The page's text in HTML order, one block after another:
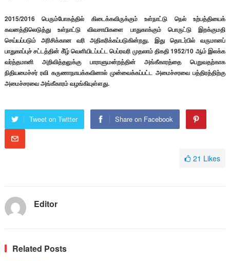
2015/2016 பெரும்போகத்தில் கிடைக்கவிருக்கும் உள்நாட்டு நெல் உற்பத்தி​யைக்
கவனத்திலெடுத்து உள்நாட்டு விவசாயிகளை பாதுகாக்கும் பொருட்டு இறக்குமதி
செய்யப்படும் அரிசிக்கான வரி அதிகரிக்கப்படுகின்றது. இது தொடர்பில் வருமானப்
பாதுகாப்புச் சட்டத்தின் கீ்ழ் வெளியிடப்பட்ட பெப்ரவரி முதலாம் திகதி 1952/10 ஆம் இலக்க
வர்த்தமானி அறிவித்தலுக்கு பாராளுமன்றத்தின் அங்கீகாரத்தை பெறுவதற்காக
நிதியமைச்சர் ரவி கருணாநாயக்கவினால் முன்வைக்கப்பட்ட அமைச்சரவை பத்திரத்திற்கு
அமைச்சரவை அங்கீகாரம் வழங்கியுள்ளது.
Tweet on Twitter Share on Facebook
21 Likes
Editor
Related Posts